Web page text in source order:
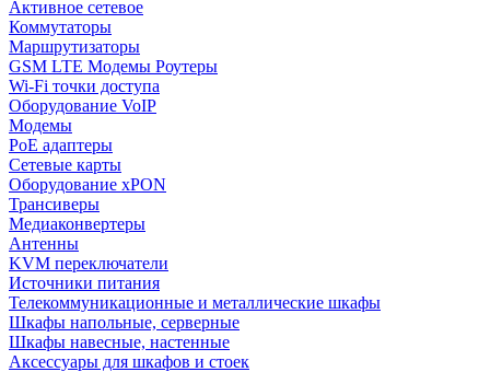
Активное сетевое
Коммутаторы
Маршрутизаторы
GSM LTE Модемы Роутеры
Wi-Fi точки доступа
Оборудование VoIP
Модемы
PoE адаптеры
Сетевые карты
Оборудование xPON
Трансиверы
Медиаконвертеры
Антенны
KVM переключатели
Источники питания
Телекоммуникационные и металлические шкафы
Шкафы напольные, серверные
Шкафы навесные, настенные
Аксессуары для шкафов и стоек